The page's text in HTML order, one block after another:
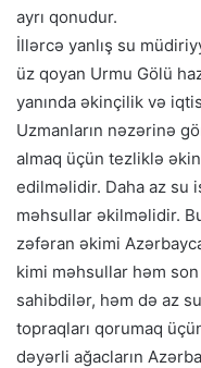
ayrı qonudur.
İllərcə yanlış su
üz qoyan Urmu Gölü
yanında əkinçilik və
Uzmanların nəzərinə
almaq üçün tezliklə
edilməlidir. Daha az su
məhsullar əkilməlidir.
zəfəran əkimi
kimi məhsullar həm
sahibdilər, həm də az
topraqları qorumaq
dəyərli ağacların